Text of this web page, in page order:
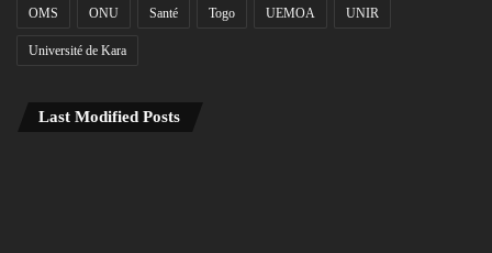
OMS ONU Santé Togo UEMOA UNIR
Université de Kara
Last Modified Posts